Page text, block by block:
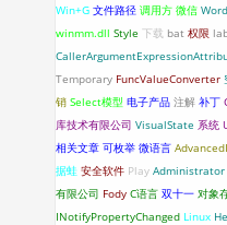
Win+G 文件路径 调用方 微信 Word
winmm.dll Style 下载 bat 权限
Temporary FuncValueConverter
销 Select模型 电子产品 注解 补丁
库技术有限公司 VisualState 系统
相关文章 可枚举 微语言
据蛙 安全软件 Play Administrator
有限公司 Fody C语言 双十一 对象
INotifyPropertyChanged Linux